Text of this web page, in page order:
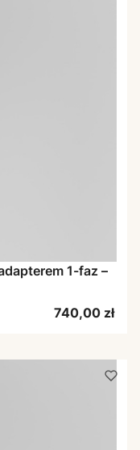
1-faz –
Cena
740,00 zł